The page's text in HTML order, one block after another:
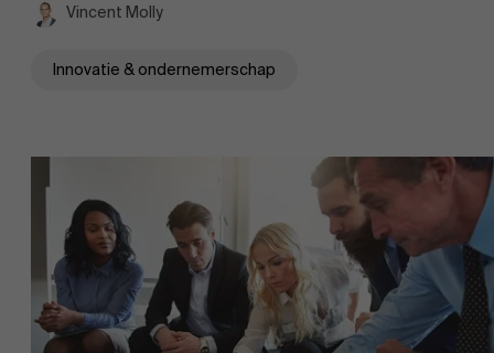
Vincent Molly
Innovatie & ondernemerschap